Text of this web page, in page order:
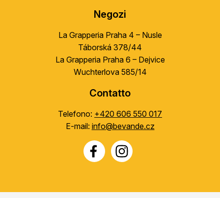
Negozi
La Grapperia Praha 4 – Nusle
Táborská 378/44
La Grapperia Praha 6 – Dejvice
Wuchterlova 585/14
Contatto
Telefono: +420 606 550 017
E-mail: info@bevande.cz